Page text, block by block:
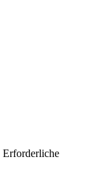
Erforderliche